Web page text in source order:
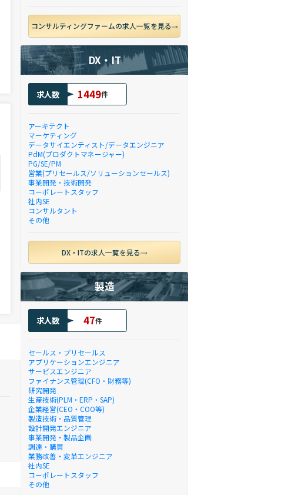
コンサルティングファームの求人一覧を見る
DX・IT
求人数 1449件
アーキテクト
マーケティング
データサイエンティスト/データエンジニア
PdM(プロダクトマネージャー)
PG/SE/PM
営業(プリセールス/ソリューションセールス)
事業開発・技術開発
コーポレートスタッフ
社内SE
コンサルタント
その他
DX・ITの求人一覧を見る
製造
求人数 47件
セールス・プリセールス
アプリケーションエンジニア
サービスエンジニア
ファイナンス管理(CFO・財務等)
研究開発
生産技術(PLM・ERP・SAP)
企業経営(CEO・COO等)
製造技術・品質管理
設計開発エンジニア
事業開発・製品企画
調達・購買
業務改善・変革エンジニア
社内SE
コーポレートスタッフ
その他